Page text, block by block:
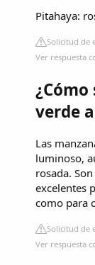
Pitahaya:
Solicitud de
Ver respuesta
verde
Las
luminoso,
rosada.
excelentes
como para
Solicitud de
Ver respuesta